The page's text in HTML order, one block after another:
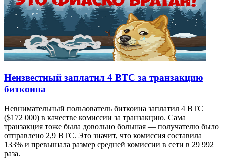
Неизвестный заплатил 4 BTC за транзакцию
биткоина
Невнимательный пользователь биткоина заплатил 4 BTC
($172 000) в качестве комиссии за транзакцию. Сама
транзакция тоже была довольно большая — получателю было
отправлено 2,9 BTC. Это значит, что комиссия составила
133% и превышала размер средней комиссии в сети в 29 992
раза.